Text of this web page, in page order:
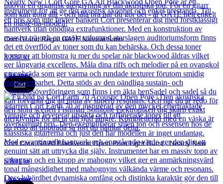
Cort Grand Regal GA1E Natural Satin
3 832kr
Läs mer
Cort
Cort Core GA All Blackwood Open Pore Light Burst - Nearly New
5 891kr
Läs mer